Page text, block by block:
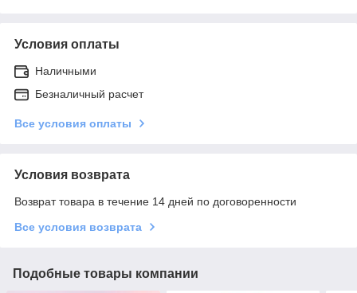
Условия оплаты
Наличными
Безналичный расчет
Все условия оплаты
Условия возврата
Возврат товара в течение 14 дней по договоренности
Все условия возврата
Подобные товары компании